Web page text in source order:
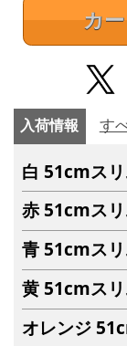
カ
入荷情報 す
白 51cmス
赤 51cmス
青 51cmス
黄 51cmス
オレンジ